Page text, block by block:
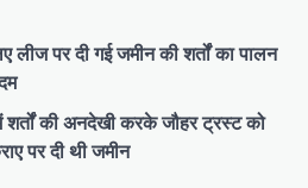
लीज पर दी गई जमीन की शर्तों का पालन
की अनदेखी करके जौहर ट्रस्ट को
पर दी थी जमीन